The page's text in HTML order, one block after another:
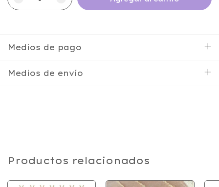
Medios de pago
Medios de envío
Productos relacionados